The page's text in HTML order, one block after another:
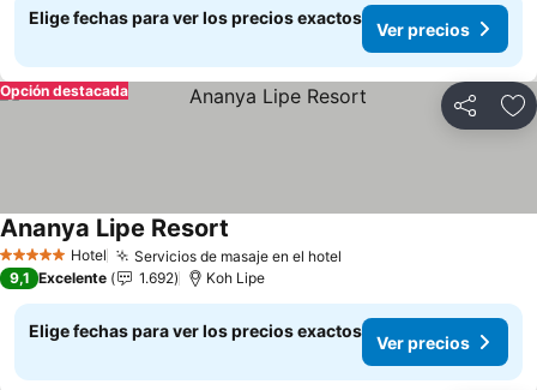
Elige fechas para ver los precios exactos
Ver precios
Compartir
Opción destacada
5 Estrellas Hotel Servicios de masaje en el hotel
Ananya Lipe Resort
9,1 Excelente 1.692 Koh Lipe
Elige fechas para ver los precios exactos
Ver precios